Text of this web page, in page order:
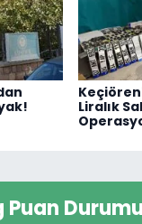
Liralık
Puan Durumu